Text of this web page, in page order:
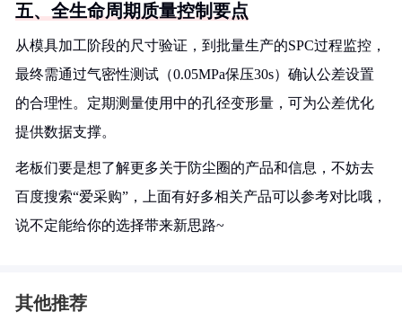
五、全生命周期质量控制要点
从模具加工阶段的尺寸验证，到批量生产的SPC过程监控，
最终需通过气密性测试（0.05MPa保压30s）确认公差设置
的合理性。定期测量使用中的孔径变形量，可为公差优化
提供数据支撑。
老板们要是想了解更多关于防尘圈的产品和信息，不妨去
百度搜索“爱采购”，上面有好多相关产品可以参考对比哦，
说不定能给你的选择带来新思路~
其他推荐